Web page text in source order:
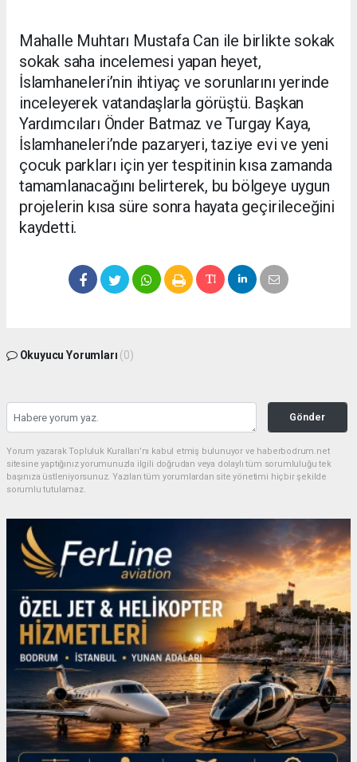
Mahalle Muhtarı Mustafa Can ile birlikte sokak
sokak saha incelemesi yapan heyet,
İslamhaneleri’nin ihtiyaç ve sorunlarını yerinde
inceleyerek vatandaşlarla görüştü. Başkan
Yardımcıları Önder Batmaz ve Turgay Kaya,
İslamhaneleri’nde pazaryeri, taziye evi ve yeni
çocuk parkları için yer tespitinin kısa zamanda
tamamlanacağını belirterek, bu bölgeye uygun
projelerin kısa süre sonra hayata geçirileceğini
kaydetti.
Okuyucu Yorumları (0)
Gönder
Yorum yazarak Topluluk Kuralları’nı kabul etmiş bulunuyor ve haberbodrum.net
sitesine yaptığınız yorumunuzla ilgili doğrudan veya dolaylı tüm sorumluluğu tek
başınıza üstleniyorsunuz. Yazılan tüm yorumlardan site yönetimi hiçbir şekilde
sorumlu tutulamaz.